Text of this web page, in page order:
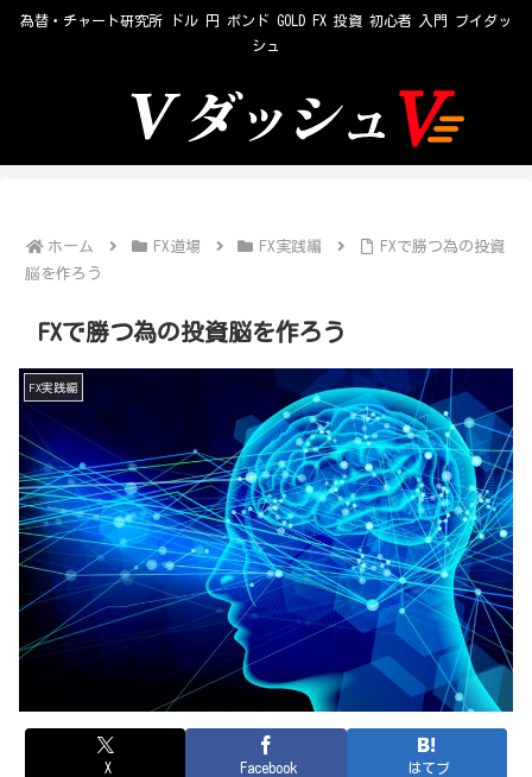
為替・チャート研究所 ドル 円 ポンド GOLD FX 投資 初心者 入門 ブイダッ
シュ
ホーム FX道場 FX実践編
FXで勝つ為の投資
脳を作ろう
FXで勝つ為の投資脳を作ろう
FX実践編
X Facebook はてブ